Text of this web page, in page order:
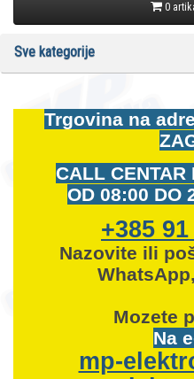
0
Sve kategorije
Trgovina na
CALL CENTAR
OD 08:00 DO
+385
Nazovite ili
Mozete
Na
mp-